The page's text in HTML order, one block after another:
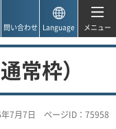
問い合わせ Language メニュー
常枠）
7月7日 ページID：75958